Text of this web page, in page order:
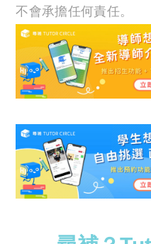
不會承擔任何責任。